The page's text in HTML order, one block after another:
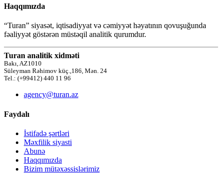
Haqqımızda
“Turan” siyasət, iqtisadiyyat və cəmiyyət həyatının qovuşuğunda
fəaliyyət göstərən müstəqil analitik qurumdur.
Turan analitik xidməti
Bakı, AZ1010
Süleyman Rəhimov küç.,186, Mən. 24
Tel.: (+99412) 440 11 96
agency@turan.az
Faydalı
İstifadə şərtləri
Məxfilik siyasti
Abunə
Haqqımızda
Bizim mütəxəssislərimiz